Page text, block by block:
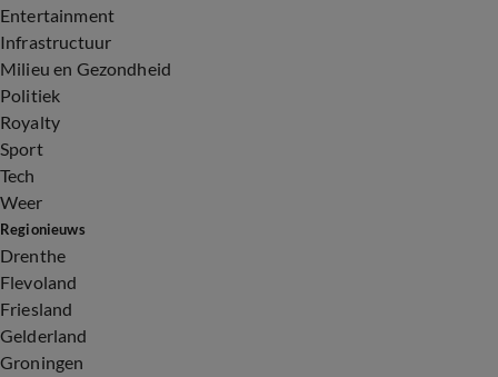
Entertainment
Infrastructuur
Milieu en Gezondheid
Politiek
Royalty
Sport
Tech
Weer
Regionieuws
Drenthe
Flevoland
Friesland
Gelderland
Groningen